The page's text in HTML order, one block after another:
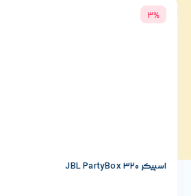
اسپیکر JBL PartyBox 320
3%